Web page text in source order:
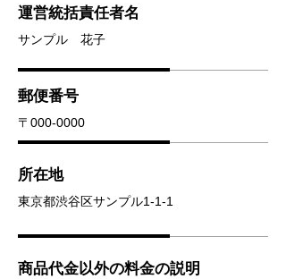
運営統括責任者名
サンプル 花子
郵便番号
〒000-0000
所在地
東京都渋谷区サンプル1-1-1
商品代金以外の料金の説明